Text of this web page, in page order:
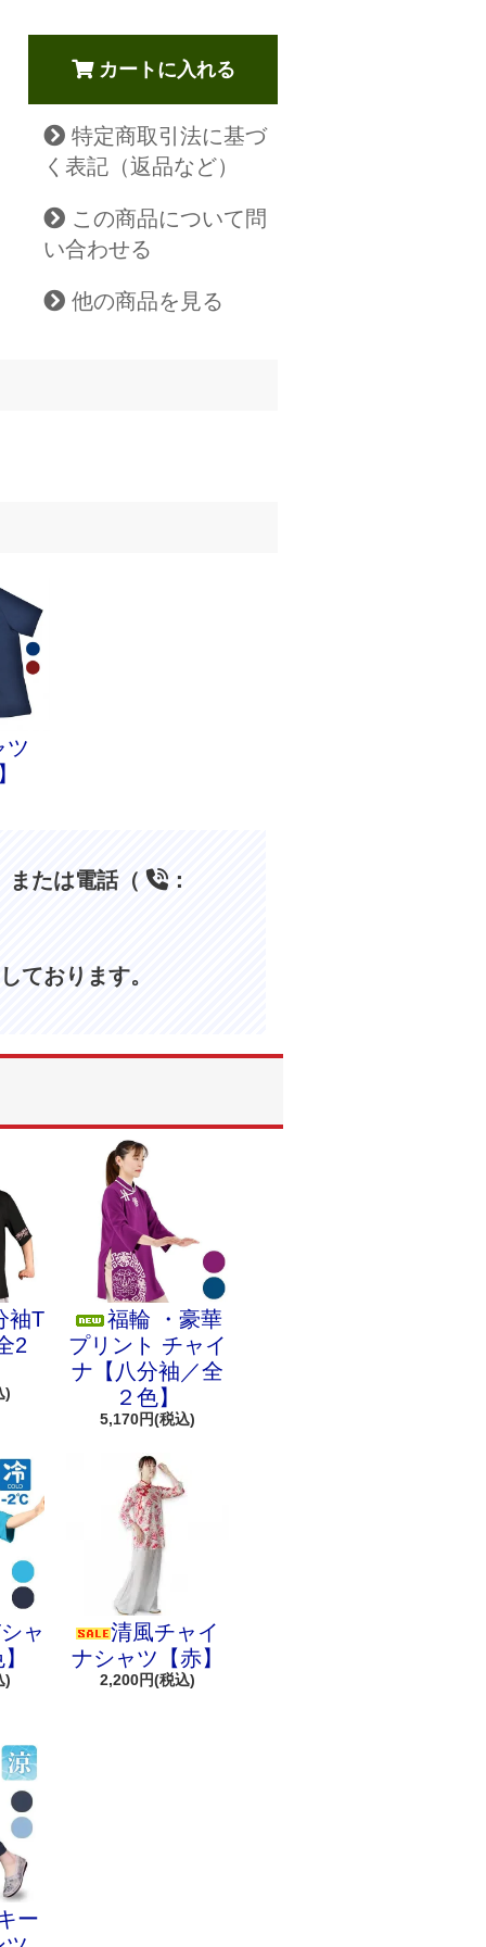
カートに入れる
特定商取引法に基づ
く表記（返品など）
この商品について問
い合わせる
他の商品を見る
ツ
または電話（ ：
ております。
袖T
2
)
福輪 ・豪華
プリント チャイ
ナ【八分袖／全
２色】
5,170円(税込)
ャ
)
清風チャイ
ナシャツ【赤】
2,200円(税込)
ー